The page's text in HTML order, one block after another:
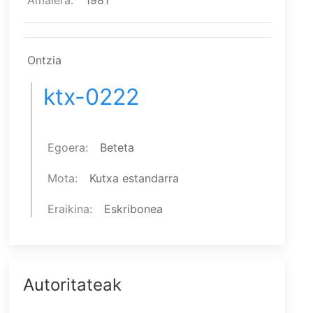
Ontzia
ktx-0222
Egoera Beteta
Mota Kutxa estandarra
Eraikina Eskribonea
Autoritateak